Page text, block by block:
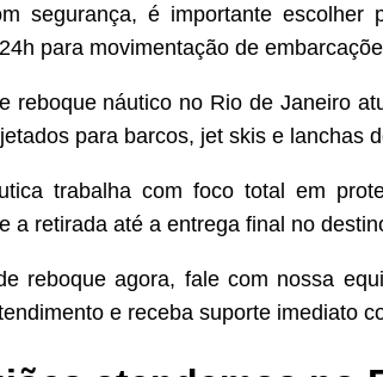
segurança, é importante escolher
para movimentação de
reboque náutico no Rio de Janeiro
para barcos, jet skis e lanchas
trabalha com foco total em
a retirada até a entrega final no
reboque agora, fale com nossa
e receba suporte imediato